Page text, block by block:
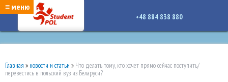
google-site-verification: google7a917c261df1566b.htmlgoogle-site-verification:
google7a917c261df1566b.html
≡ меню
+48 884 838 880
Главная » новости и статьи » Что делать тому, кто хочет прямо сейчас поступить/
перевестись в польский вуз из Беларуси?